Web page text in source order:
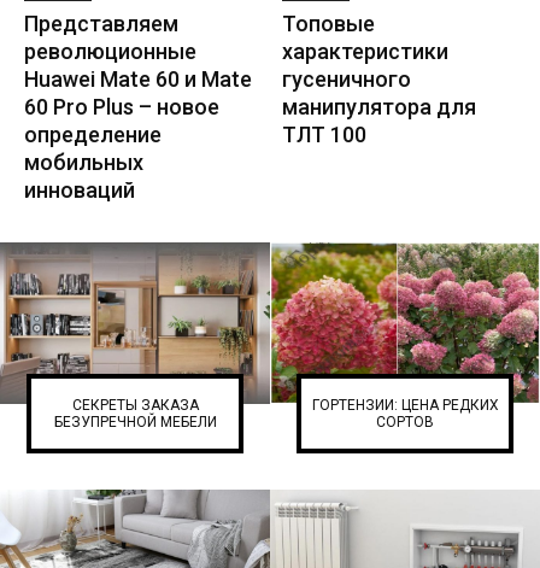
Представляем
революционные
Huawei Mate 60 и Mate
60 Pro Plus – новое
определение
мобильных
инноваций
Топовые
характеристики
гусеничного
манипулятора для
ТЛТ 100
СЕКРЕТЫ ЗАКАЗА
БЕЗУПРЕЧНОЙ МЕБЕЛИ
ГОРТЕНЗИИ: ЦЕНА РЕДКИХ
СОРТОВ